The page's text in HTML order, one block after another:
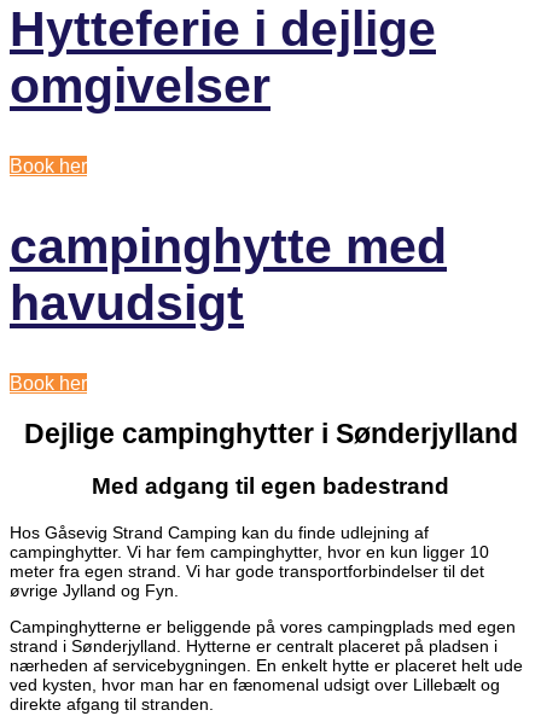
Hytteferie i dejlige
omgivelser
Book her
campinghytte med
havudsigt
Book her
Dejlige campinghytter i Sønderjylland
Med adgang til egen badestrand
Hos Gåsevig Strand Camping kan du finde udlejning af
campinghytter. Vi har fem campinghytter, hvor en kun ligger 10
meter fra egen strand. Vi har gode transportforbindelser til det
øvrige Jylland og Fyn.
Campinghytterne er beliggende på vores campingplads med egen
strand i Sønderjylland. Hytterne er centralt placeret på pladsen i
nærheden af servicebygningen. En enkelt hytte er placeret helt ude
ved kysten, hvor man har en fænomenal udsigt over Lillebælt og
direkte afgang til stranden.